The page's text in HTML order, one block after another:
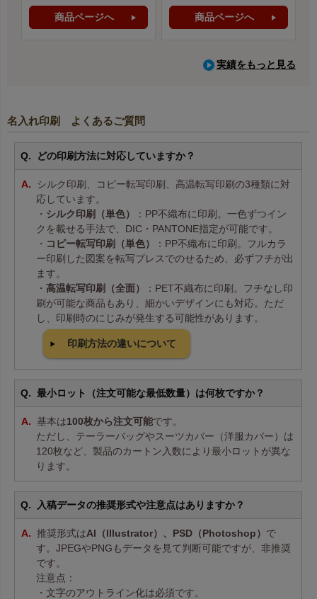
商品ページへ 商品ページへ
実績をもっと見る
名入れ印刷 よくあるご質問
どの印刷方法に対応していますか？
シルク印刷、コピー転写印刷、高温転写印刷の3種類に対
応しています。
・ シルク印刷（単色）
：PP不織布に印刷。一色ずつイン
クを載せる手法で、DIC・PANTONE指定が可能です。
・ コピー転写印刷（単色）
：PP不織布に印刷。フルカラ
ー印刷した図案を転写プレスでのせるため、必ずフチが出
ます。
・ 高温転写印刷（全面）
：PET不織布に印刷。フチなし印
刷が可能な商品もあり、細かいデザインにも対応。ただ
し、印刷時のにじみが発生する可能性があります。
印刷方法の違いについて
最小ロット（注文可能な最低数量）は何枚ですか？
基本は100枚から注文可能です。
ただし、テーラーバッグやスーツカバー（洋服カバー）は
120枚など、製品のカートン入数により最小ロットが異な
ります。
入稿データの推奨形式や注意点はありますか？
推奨形式はAI（Illustrator）、PSD（Photoshop） で
す。JPEGやPNGもデータを見て判断可能ですが、非推奨
です。
注意点：
・文字のアウトライン化は必須です。